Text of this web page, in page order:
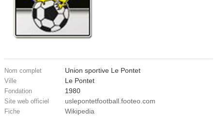
Nom complet Union sportive Le Pontet
Ville Le Pontet
Fondation 1980
Site web officiel uslepontetfootball.footeo.com
Fiche Wikipedia